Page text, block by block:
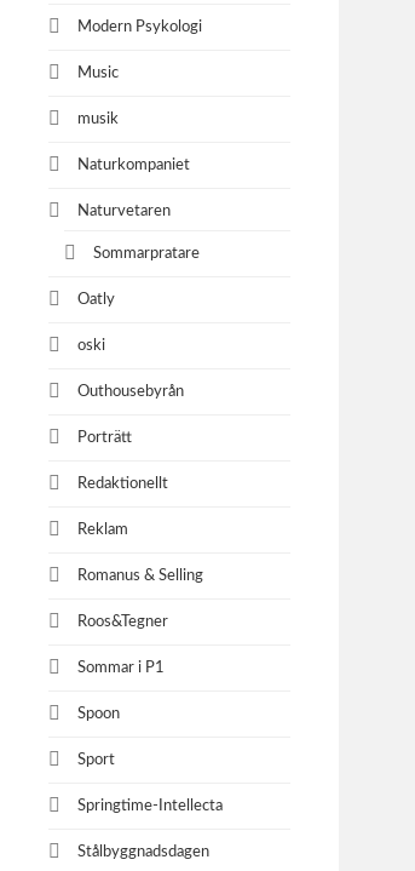
Modern Psykologi
Music
musik
Naturkompaniet
Naturvetaren
Sommarpratare
Oatly
oski
Outhousebyrån
Porträtt
Redaktionellt
Reklam
Romanus & Selling
Roos&Tegner
Sommar i P1
Spoon
Sport
Springtime-Intellecta
Stålbyggnadsdagen